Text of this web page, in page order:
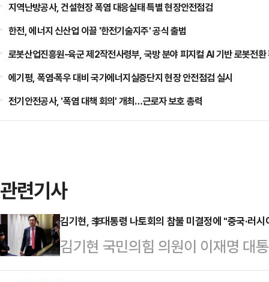
지역난방공사, 건설현장 폭염 대응실태 특별 현장안전점검
한전, 에너지 신산업 이끌 '한전기술지주' 공식 출범
로봇산업진흥원-육군 제2작전사령부, 국방 분야 피지컬 AI 기반 로봇전환
에기평, 폭염·폭우 대비 국가에너지실증단지 현장 안전점검 실시
전기안전공사, '폭염 대책 회의' 개최…근로자 보호 총력
관련기사
김기현, 李대통령 나토회의 참불 미결정에 "중국·러
김기현 국민의힘 의원이 이재명 대
참석 여부에 대한 입장을 아직 내놓